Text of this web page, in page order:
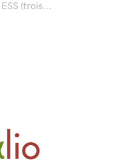
(trois...